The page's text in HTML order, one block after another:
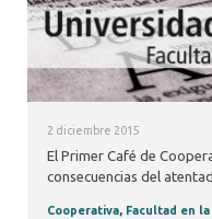
2 diciembre 2015
El Primer Café de
consecuencias del
Cooperativa, Facultad en